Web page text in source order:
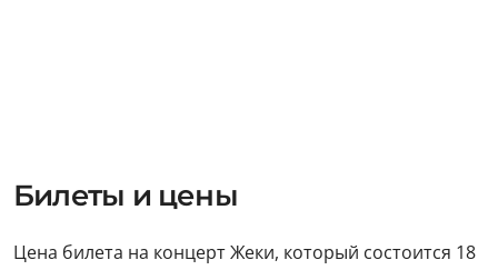
Билеты и цены
Цена билета на концерт Жеки, который состоится 18